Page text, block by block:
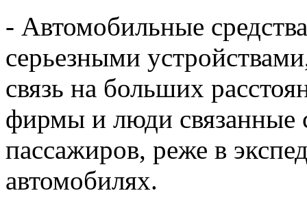
- Автомобильные
серьезными
связь на больших
фирмы и люди связанные
пассажиров, реже в
автомобилях.